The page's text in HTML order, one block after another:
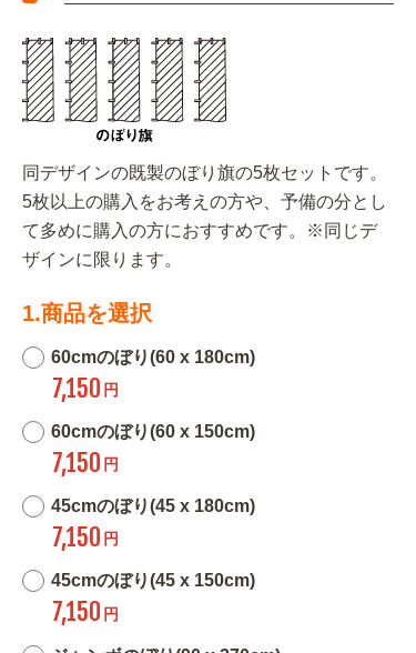
同デザインの既製のぼり旗の5枚セットです。
5枚以上の購入をお考えの方や、予備の分とし
て多めに購入の方におすすめです。※同じデ
ザインに限ります。
1.商品を選択
60cmのぼり(60 x 180cm)
7,150 円
60cmのぼり(60 x 150cm)
7,150 円
45cmのぼり(45 x 180cm)
7,150 円
45cmのぼり(45 x 150cm)
7,150 円